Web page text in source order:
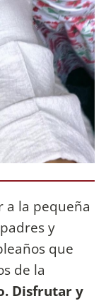
a la pequeña
y
que
de la
Disfrutar y